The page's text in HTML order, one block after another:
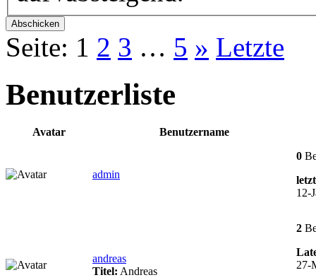
Seite: 1 2 3 … 5 » Letzte
Benutzerliste
Avatar Benutzername
admin
0
12-
andreas
Titel: Andreas
2
27-